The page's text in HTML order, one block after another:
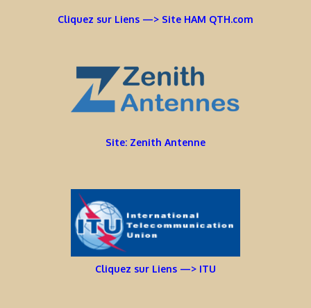
Cliquez sur Liens —> Site HAM QTH.com
Site: Zenith Antenne
Cliquez sur Liens —> ITU